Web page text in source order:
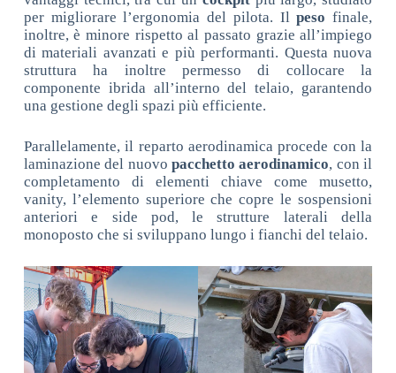
per migliorare l’ergonomia del pilota. Ilpeso finale,
inoltre, è minore rispetto al passato grazie all’impiego
di materiali avanzati e più performanti. Questa nuova
struttura ha inoltre permesso di collocare la
componente ibrida all’interno del telaio, garantendo
una gestione degli spazi più efficiente.
Parallelamente, il reparto aerodinamica procede con la
laminazione del nuovo pacchetto aerodinamico, con il
completamento di elementi chiave come musetto,
vanity, l’elemento superiore che copre le sospensioni
anteriori e side pod, le strutture laterali della
monoposto che si sviluppano lungo i fianchi del telaio.